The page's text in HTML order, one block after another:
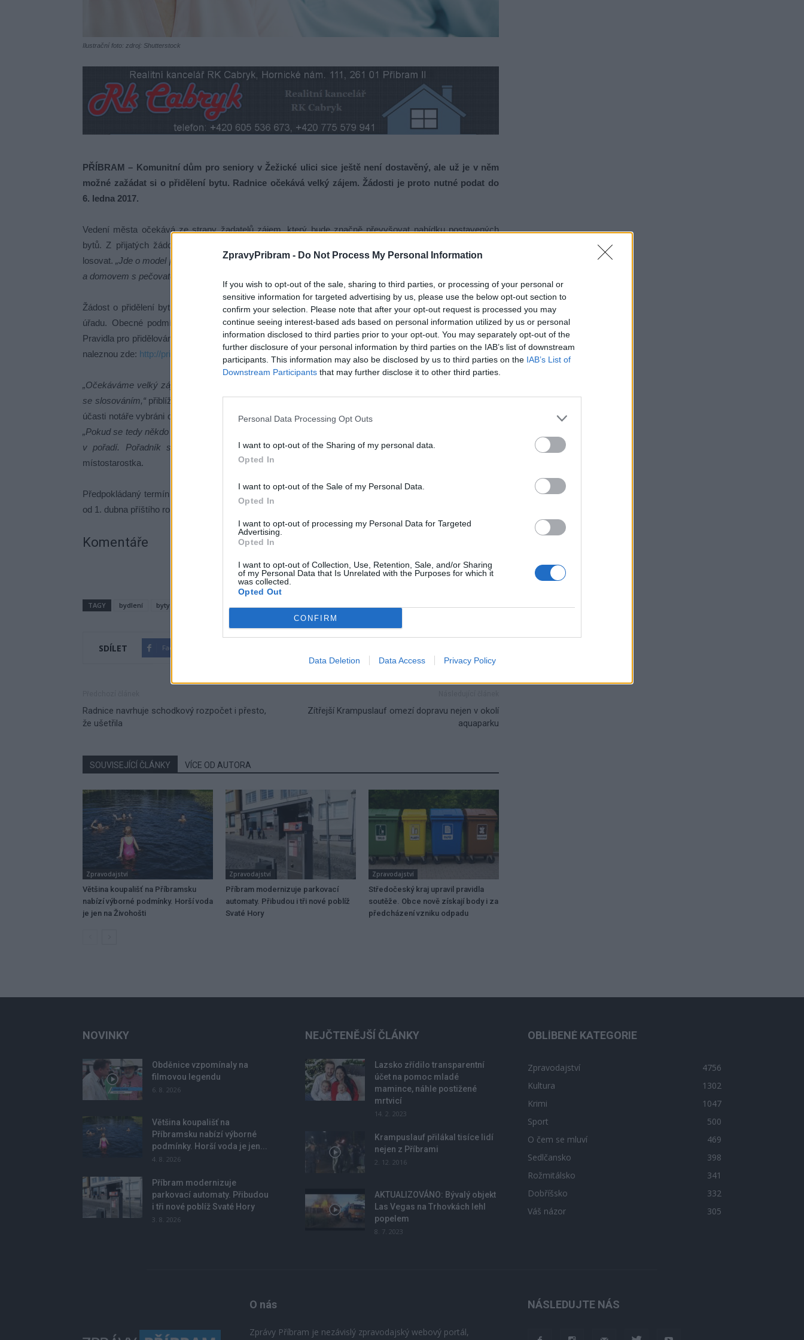
ZpravyPribram - Do Not Process My Personal Information
If you wish to opt-out of the sale, sharing to third parties, or processing of your personal or
sensitive information for targeted advertising by us, please use the below opt-out section to
confirm your selection. Please note that after your opt-out request is processed you may
continue seeing interest-based ads based on personal information utilized by us or personal
information disclosed to third parties prior to your opt-out. You may separately opt-out of the
further disclosure of your personal information by third parties on the IAB’s list of downstream
participants. This information may also be disclosed by us to third parties on the IAB’s List of
Downstream Participants that may further disclose it to other third parties.
Personal Data Processing Opt Outs
I want to opt-out of the Sharing of my personal data.
Opted In
I want to opt-out of the Sale of my Personal Data.
Opted In
I want to opt-out of processing my Personal Data for Targeted
Advertising.
Opted In
I want to opt-out of Collection, Use, Retention, Sale, and/or Sharing
of my Personal Data that Is Unrelated with the Purposes for which it
was collected.
Opted Out
CONFIRM
Data Deletion Data Access Privacy Policy
Ilustrační foto: zdroj: Shutterstock
PŘÍBRAM – Komunitní dům pro seniory v Žežické ulici sice ještě není dostavěný, ale už je v něm
možné zažádat si o přidělení bytu. Radnice očekává velký zájem. Žádosti je proto nutné podat do
6. ledna 2017.
Vedení města očekává ze strany žadatelů zájem, který bude značně převyšovat nabídku postavených
bytů. Z přijatých žádostí se proto budou pod dohledem notáře jednotlivé byty z celkových třiadvaceti
losovat.„Jde o model prostupného bydlení pro seniory, které je mezičlánkem mezi samostatným bydlením
a domovem s pečovatelskou službou,“
Žádost o přidělení bytu je třeba doručit nejdéle do 6. ledna 2017 na podatelnu příbramského městského
úřadu. Obecné podmínky k podání žádosti o byt v komunitním domě stanovuje směrnice č. 1/2015.
Pravidla pro přidělování a směnu bytů ve vlastnictví města Příbram a spolu s dalšími informacemi zájemci
naleznou zde: http://pribram.eu/mestsky-urad/odbory-meu/odbor-socialnich-veci-a-zdravotnictvi.html
„Očekáváme velký zájem, který převýší možnou nabídku bytů. Proto po ověření všech žádostí počítáme
se slosováním,“přiblížila další postup Alena Ženíšková. Při losování dle legislativních podmínek budou za
účasti notáře vybráni obyvatelé pro všech 23 bytů. Další případné žádosti budou slosovány do pořadníku.
„Pokud se tedy někdo nenastěhuje, nebo po čase dům z nejrůznějších důvodů opustí, bude oslovený další
v pořadí. Pořadník se bude průběžně doplňovat, jak budou přibývat zájemci,“doplnila příbramská
místostarostka.
Předpokládaný termín dostavby komunitního domu je únor 2017 a první nájemníci by se měli nastěhovat
od 1. dubna příštího roku.
Komentáře
TAGY bydlení byty komunitní dům loterie Příbram přihláška senioři Žežická ulice
SDÍLET Facebook
Radnice navrhuje schodkový rozpočet i přesto,
že ušetřila
Zítřejší Krampuslauf omezí dopravu nejen v okolí
aquaparku
SOUVISEJÍCÍ ČLÁNKY VÍCE OD AUTORA
Zpravodajství
Většina koupališť na Příbramsku
nabízí výborné podmínky. Horší voda
je jen na Živohošti
Zpravodajství
Příbram modernizuje parkovací
automaty. Přibudou i tři nové poblíž
Svaté Hory
Zpravodajství
Středočeský kraj upravil pravidla
soutěže. Obce nově získají body i za
předcházení vzniku odpadu
NOVINKY
Obděnice vzpomínaly na
filmovou legendu
6. 8. 2026
Většina koupališť na
Příbramsku nabízí výborné
podmínky. Horší voda je jen...
4. 8. 2026
Příbram modernizuje
parkovací automaty. Přibudou
i tři nové poblíž Svaté Hory
3. 8. 2026
NEJČTENĚJŠÍ ČLÁNKY
Lazsko zřídilo transparentní
účet na pomoc mladé
mamince, náhle postižené
mrtvicí
14. 2. 2023
Krampuslauf přilákal tisíce lidí
nejen z Příbrami
2. 12. 2016
AKTUALIZOVÁNO: Bývalý objekt
Las Vegas na Trhovkách lehl
popelem
8. 7. 2023
OBLÍBENÉ KATEGORIE
Zpravodajství
4756
Kultura
1302
Krimi
1047
Sport
500
O čem se mluví
469
Sedlčansko
398
Rožmitálsko
341
Dobříšsko
332
Váš názor
305
O nás
Zprávy Příbram je nezávislý zpravodajský webový portál,
NÁSLEDUJTE NÁS